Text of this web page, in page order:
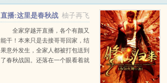
柚子再飞
直播:这里是春秋战
全家穿越开直播，各个有颜又
能干！本来只是去接哥哥回家，结
果意外发生，全家人都被打包送到
了春秋战国。还落在一个眼看着就